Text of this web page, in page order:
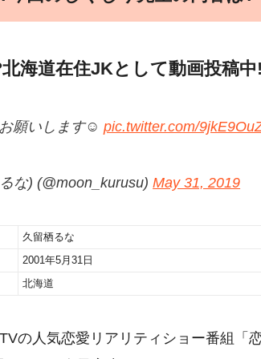
海道在住JKとして動画投稿
願いします☺️pic.twitter.com/
な) (@moon_kurusu)May 31, 2019
久留栖るな
2001年5月31日
北海道
の人気恋愛リアリティショー番組